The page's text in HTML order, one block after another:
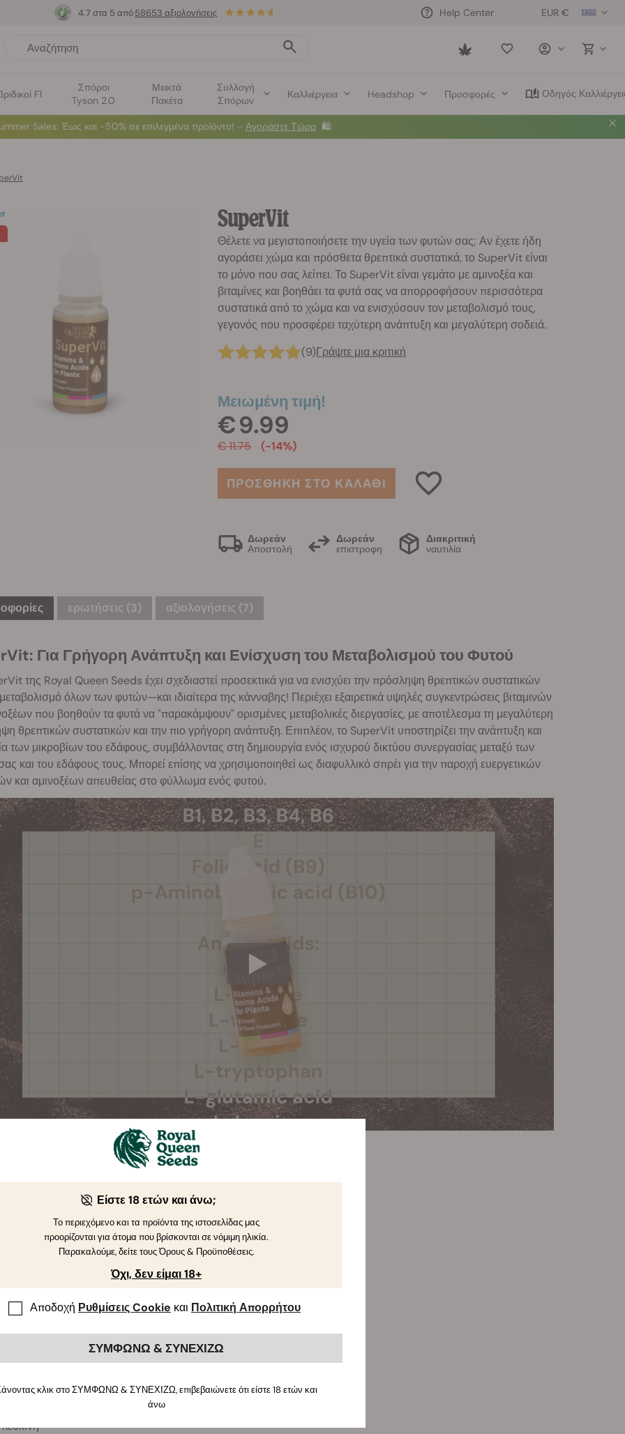
EUR €
Help Center
Saved
F1
Σπόροι
Tyson 2.0
Μεικτά
Πακέτα
Συλλογή
Σπόρων
Καλλιέργεια Headshop Προσφορές Οδηγός
4.7 στα 5 από58653 αξιολογήσεις
Sales: Έως και -50% σε επιλεγμένα προϊόντα! ⏤ Αγοράστε Τώρα 🛍️
SuperVit
Θέλετε να μεγιστοποιήσετε την υγεία των φυτών σας; Αν έχετε ήδη
αγοράσει χώμα και πρόσθετα θρεπτικά συστατικά, το SuperVit είναι
το μόνο που σας λείπει. Το SuperVit είναι γεμάτο με αμινοξέα και
βιταμίνες και βοηθάει τα φυτά σας να απορροφήσουν περισσότερα
συστατικά από το χώμα και να ενισχύσουν τον μεταβολισμό τους,
γεγονός που προσφέρει ταχύτερη ανάπτυξη και μεγαλύτερη σοδειά.
(9)Γράψτε μια κριτική
Μειωμένη τιμή!
€ 9.99
€ 11.75 (-14%)
ΠΡΟΣΘΗΚΗ ΣΤΟ ΚΑΛΑΘΙ
Δωρεάν
Αποστολή
Δωρεάν
επιστροφη
Διακριτική
ναυτιλία
ερωτήσεις (3) αξιολογήσεις (7)
Για Γρήγορη Ανάπτυξη και Ενίσχυση του Μεταβολισμού του Φυτού
της Royal Queen Seeds έχει σχεδιαστεί προσεκτικά για να ενισχύει την πρόσληψη θρεπτικών συστατικών
όλων των φυτών—και ιδιαίτερα της κάνναβης! Περιέχει εξαιρετικά υψηλές συγκεντρώσεις βιταμινών
που βοηθούν τα φυτά να "παρακάμψουν" ορισμένες μεταβολικές διεργασίες, με αποτέλεσμα τη μεγαλύτερη
θρεπτικών συστατικών και την πιο γρήγορη ανάπτυξη. Επιπλέον, το SuperVit υποστηρίζει την ανάπτυξη και
των μικροβίων του εδάφους, συμβάλλοντας στη δημιουργία ενός ισχυρού δικτύου συνεργασίας μεταξύ των
και του εδάφους τους. Μπορεί επίσης να χρησιμοποιηθεί ως διαφυλλικό σπρέι για την παροχή ευεργετικών
και αμινοξέων απευθείας στο φύλλωμα ενός φυτού.
του SuperVit περιέχει
B2, B3, B4 & B6
οξύ (B9)
αμινοβενζοϊκό οξύ (B10)
τρυπτοφάνη
Είστε 18 ετών και άνω;
Το περιεχόμενο και τα προϊόντα της ιστοσελίδας μας
προορίζονται για άτομα που βρίσκονται σε νόμιμη ηλικία.
Παρακαλούμε, δείτε τους Όρους & Προϋποθέσεις.
Όχι, δεν είμαι 18+
Αποδοχή Ρυθμίσεις Cookie και Πολιτική Απορρήτου
ΣΥΜΦΩΝΩ & ΣΥΝΕΧΙΖΩ
κλικ στο ΣΥΜΦΩΝΩ & ΣΥΝΕΧΙΖΩ, επιβεβαιώνετε ότι είστε 18 ετών και
άνω